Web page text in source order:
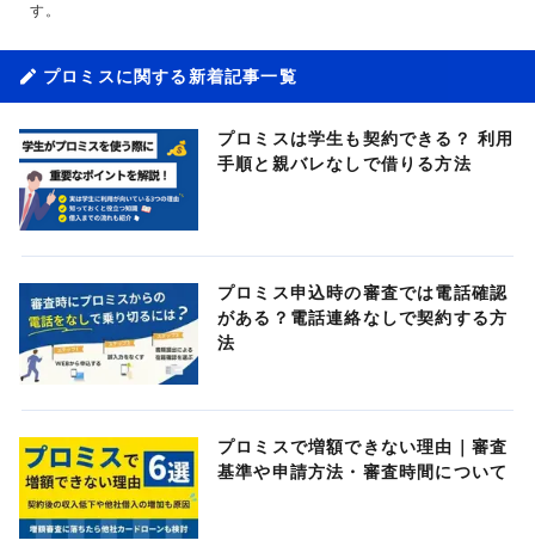
す。
プロミスに関する新着記事一覧
プロミスは学生も契約できる？ 利用
手順と親バレなしで借りる方法
プロミス申込時の審査では電話確認
がある？電話連絡なしで契約する方
法
プロミスで増額できない理由｜審査
基準や申請方法・審査時間について